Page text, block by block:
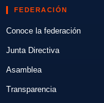
FEDERACIÓN
Conoce la federación
Junta Directiva
Asamblea
Transparencia